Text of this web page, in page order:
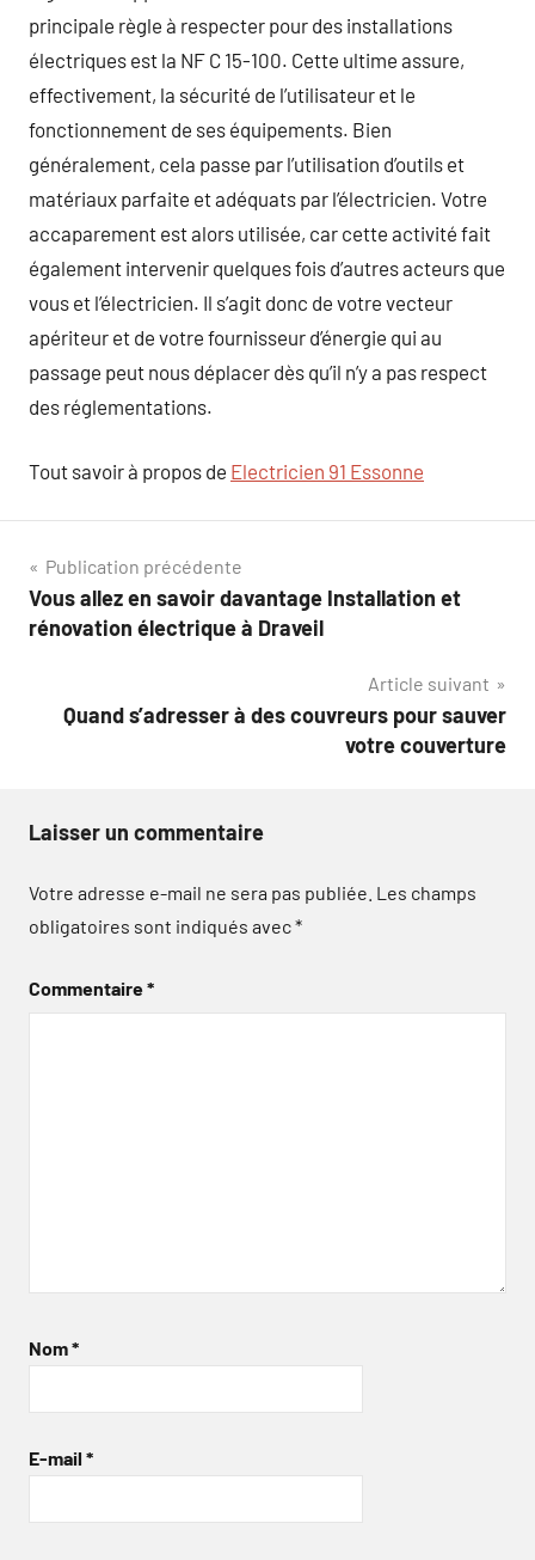
principale règle à respecter pour des installations
électriques est la NF C 15-100. Cette ultime assure,
effectivement, la sécurité de l’utilisateur et le
fonctionnement de ses équipements. Bien
généralement, cela passe par l’utilisation d’outils et
matériaux parfaite et adéquats par l’électricien. Votre
accaparement est alors utilisée, car cette activité fait
également intervenir quelques fois d’autres acteurs que
vous et l’électricien. Il s’agit donc de votre vecteur
apériteur et de votre fournisseur d’énergie qui au
passage peut nous déplacer dès qu’il n’y a pas respect
des réglementations.
Tout savoir à propos de Electricien 91 Essonne
Navigation
de
Publication précédente
Vous allez en savoir davantage Installation et
rénovation électrique à Draveil
Article suivant
Quand s’adresser à des couvreurs pour sauver
votre couverture
Laisser un commentaire
Votre adresse e-mail ne sera pas publiée. Les champs
obligatoires sont indiqués avec*
Commentaire*
Nom*
E-mail *